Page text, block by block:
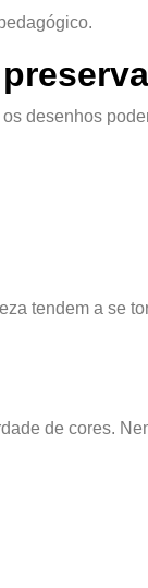
desenhos
tendem a se
de cores.